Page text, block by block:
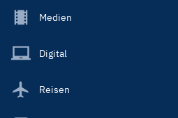
Footer
Main
Medien
Digital
Reisen